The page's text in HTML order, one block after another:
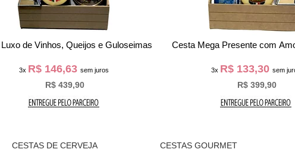
Kit Vinho Udurraga e Guloseimas
3xR$ 60,63sem juros
R$ 181,90
Kit Vinho Tinto Alecrim e
3x R$ 128,30 sem
R$ 384,90
CESTAS DE CERVEJA CESTAS GOURMET